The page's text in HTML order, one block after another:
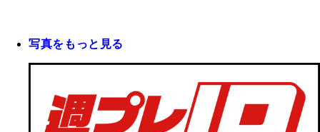
写真をもっと見る